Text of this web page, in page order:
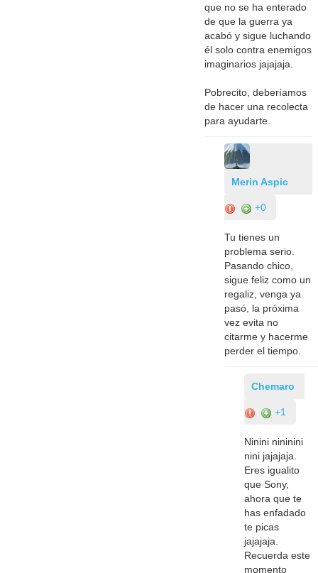
que no se ha enterado
de que la guerra ya
acabó y sigue luchando
él solo contra enemigos
imaginarios jajajaja.
Pobrecito, deberíamos
de hacer una recolecta
para ayudarte.
Merin Aspic
+0
Tu tienes un
problema serio.
Pasando chico,
sigue feliz como un
regaliz, venga ya
pasó, la próxima
vez evita no
citarme y hacerme
perder el tiempo.
Chemaro
+1
Ninini nininini
nini jajajaja.
Eres igualito
que Sony,
ahora que te
has enfadado
te picas
jajajaja.
Recuerda este
momento